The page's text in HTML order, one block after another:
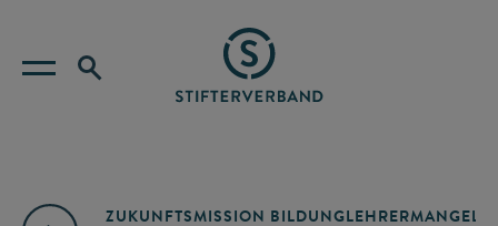
ZUKUNFTSMISSION BILDUNGLEHRERMANGEL